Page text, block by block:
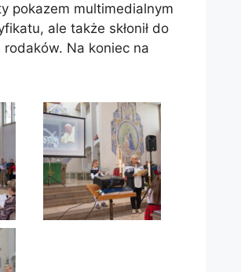
pokazem multimedialnym
ale także skłonił do
rodaków. Na koniec na